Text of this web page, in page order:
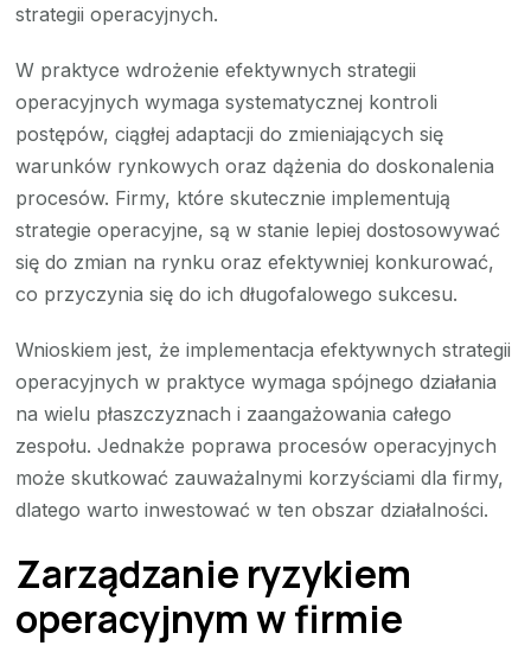
strategii operacyjnych.
W praktyce wdrożenie efektywnych strategii
operacyjnych wymaga systematycznej kontroli
postępów, ciągłej adaptacji do zmieniających się
warunków rynkowych oraz dążenia do doskonalenia
procesów. Firmy, które skutecznie implementują
strategie operacyjne, są w stanie lepiej dostosowywać
się do zmian na rynku oraz efektywniej konkurować,
co przyczynia się do ich długofalowego sukcesu.
Wnioskiem jest, że implementacja efektywnych strategii
operacyjnych w praktyce wymaga spójnego działania
na wielu płaszczyznach i zaangażowania całego
zespołu. Jednakże poprawa procesów operacyjnych
może skutkować zauważalnymi korzyściami dla firmy,
dlatego warto inwestować w ten obszar działalności.
Zarządzanie ryzykiem
operacyjnym w firmie